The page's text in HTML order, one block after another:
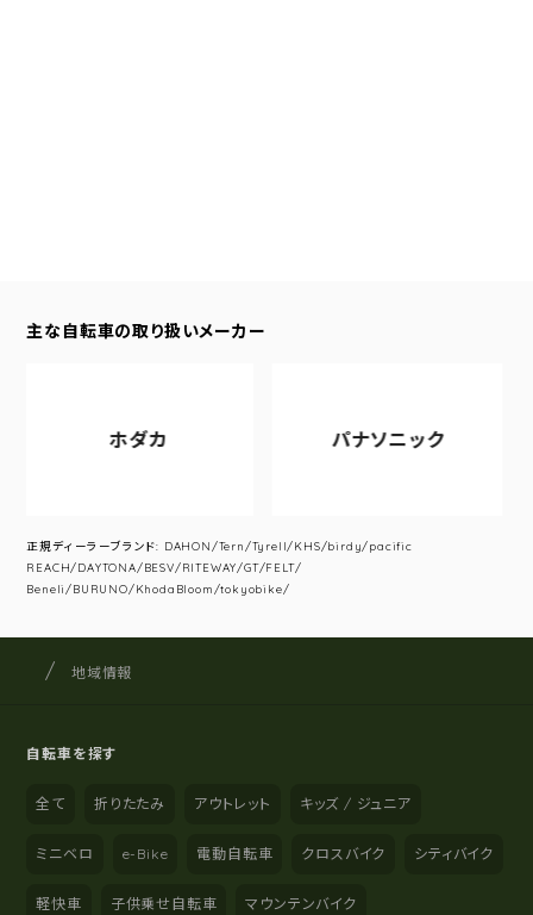
主な自転車の取り扱いメーカー
ホダカ パナソニック
正規ディーラーブランド: DAHON/Tern/Tyrell/KHS/birdy/pacific
REACH/DAYTONA/BESV/RITEWAY/GT/FELT/
Beneli/BURUNO/KhodaBloom/tokyobike/
サイト内の現在地
サイクルショップナカゴヤ
地域情報
自転車を探す
全て 折りたたみ アウトレット キッズ / ジュニア
ミニベロ e-Bike 電動自転車 クロスバイク シティバイク
軽快車 子供乗せ自転車 マウンテンバイク